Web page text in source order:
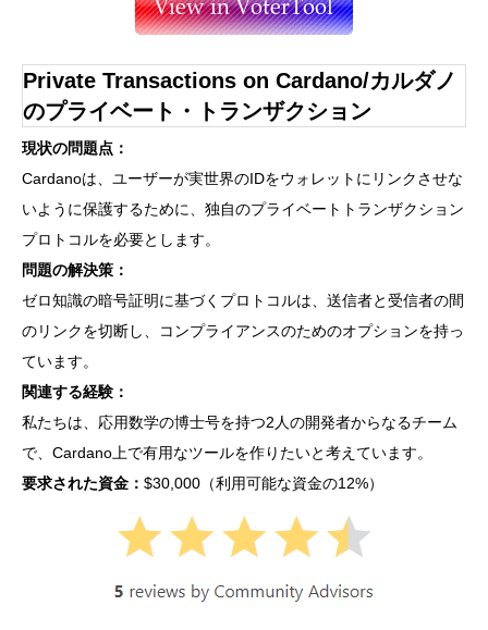
Private Transactions on Cardano/カルダノ
のプライベート・トランザクション
現状の問題点：
Cardanoは、ユーザーが実世界のIDをウォレットにリンクさせな
いように保護するために、独自のプライベートトランザクション
プロトコルを必要とします。
問題の解決策：
ゼロ知識の暗号証明に基づくプロトコルは、送信者と受信者の間
のリンクを切断し、コンプライアンスのためのオプションを持っ
ています。
関連する経験：
私たちは、応用数学の博士号を持つ2人の開発者からなるチーム
で、Cardano上で有用なツールを作りたいと考えています。
要求された資金： $30,000（利用可能な資金の12%）